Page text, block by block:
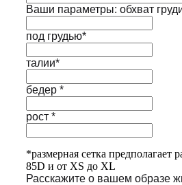
Ваши параметры: обхват
под грудью*
талии*
бедер *
рост *
*размерная сетка предполагает
85D и от XS до XL
Расскажите о вашем образе